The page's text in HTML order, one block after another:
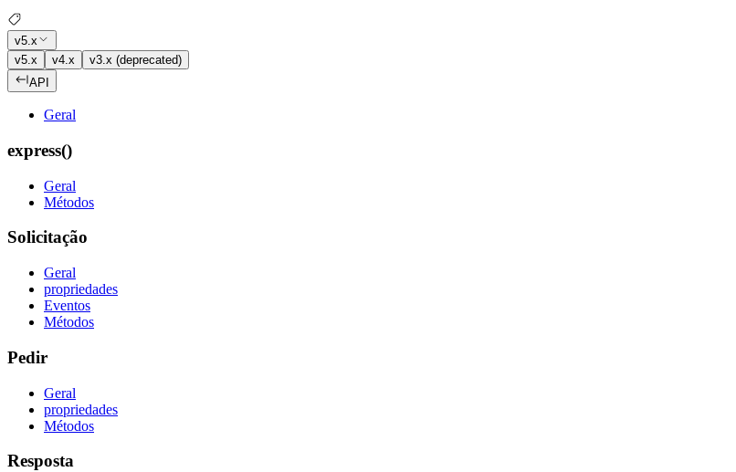
v5.x
v5.x
v4.x
v3.x (deprecated)
API
Geral
express()
Geral
Métodos
Solicitação
Geral
propriedades
Eventos
Métodos
Pedir
Geral
propriedades
Métodos
Resposta